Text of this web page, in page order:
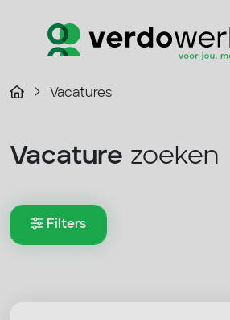
Vacatures
Vacature zoeken
Filters